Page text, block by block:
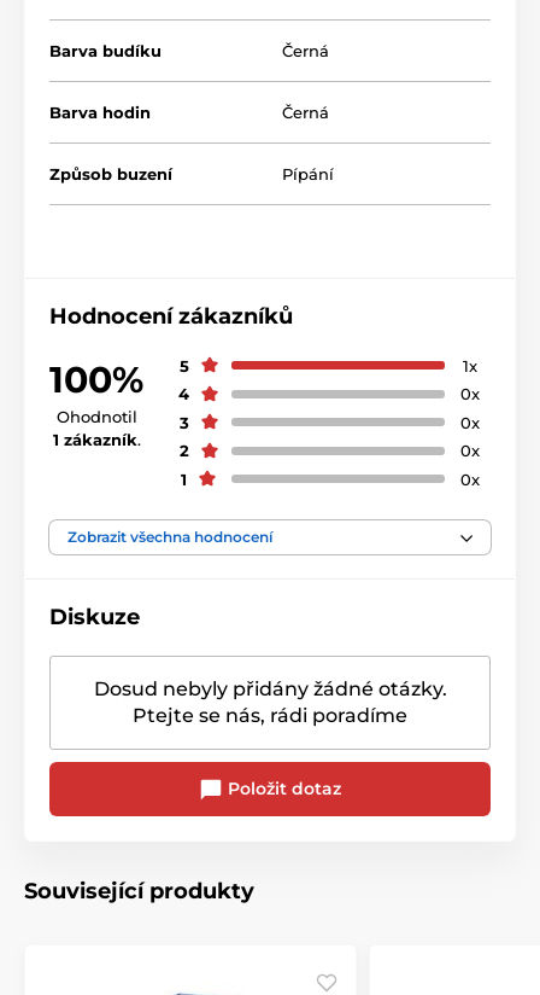
Barva budíku Černá
Barva hodin Černá
Způsob buzení Pípání
Hodnocení zákazníků
100%
Ohodnotil
1 zákazník.
5
1x
4
0x
3
0x
2
0x
1
0x
Zobrazit všechna hodnocení
Diskuze
Dosud nebyly přidány žádné otázky.
Ptejte se nás, rádi poradíme
Položit dotaz
Související produkty